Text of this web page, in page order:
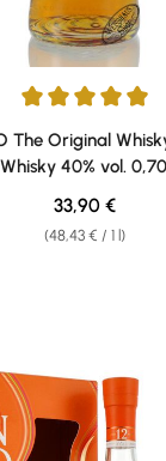
out of 5 stars
The Original
Whisky 40% vol.
(48,43 € / 1 l)
Regular price:
33,90 €